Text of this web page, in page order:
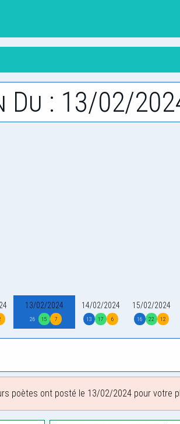
Du : 13/02/
13/02/2024
26 15 7
14/02/2024
13 17 6
15/02/2024
16 22 12
poètes ont posté le 13/02/2024 pour votre